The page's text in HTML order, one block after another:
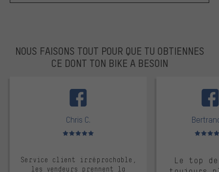
NOUS FAISONS TOUT POUR QUE TU OBTIENNES
CE DONT TON BIKE A BESOIN
Chris C.
Note moyenne : 5 sur 5
Service client irréprochable,
les vendeurs prennent la
Note
Le top